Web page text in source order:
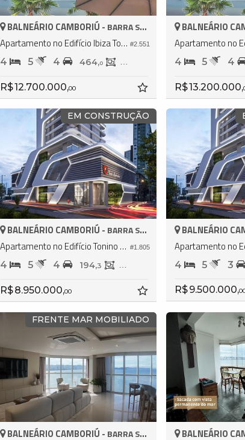
#2.551
BALNEÁRIO CAMBORIÚ - BARRA SUL
Apartamento no Edifício Ibiza Towers
4 5 4 464,0 237,
R$ 12.700.000,00
BALNEÁRIO
4 5 4
R$ 13.200.000,
EM CONSTRUÇÃO
#1.805
BALNEÁRIO CAMBORIÚ - BARRA SUL
Apartamento no Edifício Tonino Lamborghini Residences
4 5 4 194,3 194,
R$ 8.950.000,00
BALNEÁRIO
4 5 3
R$ 9.500.000,
FRENTE MAR MOBILIADO
BALNEÁRIO CAMBORIÚ - BARRA SUL BALNEÁRIO